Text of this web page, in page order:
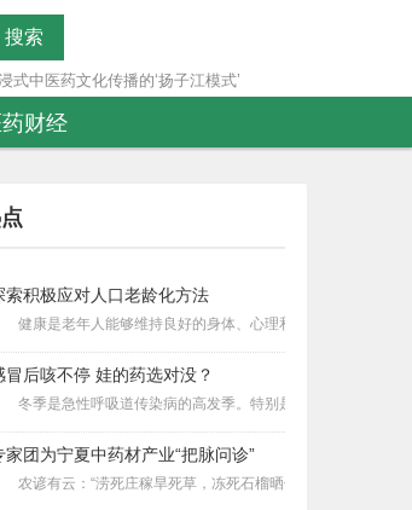
搜索
式中医药文化传播的‘扬子江模式’
的患者居家康复有哪些注意事项？必
湿气重，生冷食物易伤脾阳。
维亚“一带一路”小儿推拿国际交流
着睡玩手机威力如此大？
亿药业“珍黄安宫片”2025年产品
厘子吃多了会中毒？每天吃多少合适？
来，我国将建设医保药品耗材追溯信息
国学养生六讲》新书发布
华医学会儿科学分会呼吸学组联合中华
药财经
索积极应对人口老龄化方法
康是老年人能够维持良好的身体、心理和社会交往状态，是
冒后咳不停 娃的药选对没？
季是急性呼吸道传染病的高发季。特别是在流感病毒的侵扰
家团为宁夏中药材产业“把脉问诊”
谚有云：“涝死庄稼旱死草，冻死石榴晒伤瓜，不会影响